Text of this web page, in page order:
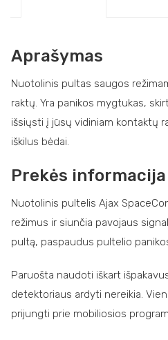
Aprašymas
Nuotolinis pultas saugos
raktų. Yra panikos mygtukas,
išsiųsti į jūsų vidiniam kontaktų
iškilus bėdai.
Prekės informacija
Nuotolinis pultelis Ajax
režimus ir siunčia pavojaus
pultą, paspaudus pultelio
Paruošta naudoti iškart
detektoriaus ardyti nereikia.
prijungti prie mobiliosios